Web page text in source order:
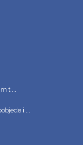
t ...
i ...